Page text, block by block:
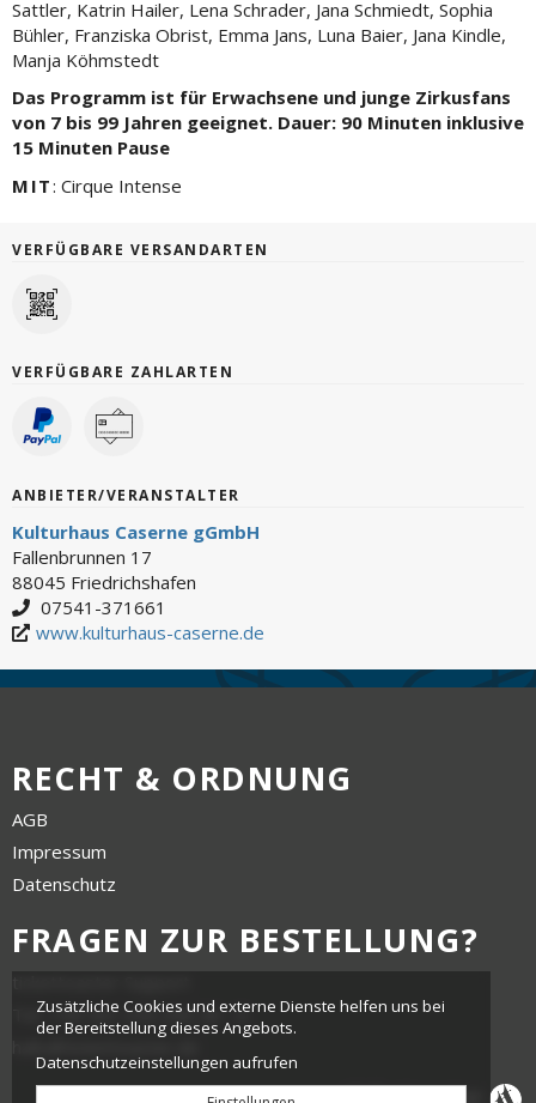
Sattler, Katrin Hailer, Lena Schrader, Jana Schmiedt, Sophia
Bühler, Franziska Obrist, Emma Jans, Luna Baier, Jana Kindle,
Manja Köhmstedt
Das Programm ist für Erwachsene und junge Zirkusfans
von 7 bis 99 Jahren geeignet. Dauer: 90 Minuten inklusive
15 Minuten Pause
MIT: Cirque Intense
VERFÜGBARE VERSANDARTEN
VERFÜGBARE ZAHLARTEN
ANBIETER/VERANSTALTER
Kulturhaus Caserne gGmbH
Fallenbrunnen 17
88045 Friedrichshafen
07541-371661
www.kulturhaus-caserne.de
RECHT & ORDNUNG
AGB
Impressum
Datenschutz
FRAGEN ZUR BESTELLUNG?
Tel.: +49 561 350 296 28 - 0
Zusätzliche Cookies und externe Dienste helfen uns bei
der Bereitstellung dieses Angebots.
Datenschutzeinstellungen aufrufen